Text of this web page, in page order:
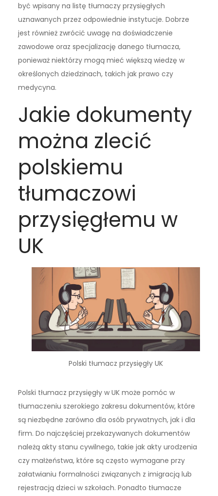
być wpisany na listę tłumaczy przysięgłych
uznawanych przez odpowiednie instytucje. Dobrze
jest również zwrócić uwagę na doświadczenie
zawodowe oraz specjalizację danego tłumacza,
ponieważ niektórzy mogą mieć większą wiedzę w
określonych dziedzinach, takich jak prawo czy
medycyna.
Jakie dokumenty
można zlecić
polskiemu
tłumaczowi
przysięgłemu w
UK
Polski tłumacz przysięgły UK
Polski tłumacz przysięgły w UK może pomóc w
tłumaczeniu szerokiego zakresu dokumentów, które
są niezbędne zarówno dla osób prywatnych, jak i dla
firm. Do najczęściej przekazywanych dokumentów
należą akty stanu cywilnego, takie jak akty urodzenia
czy małżeństwa, które są często wymagane przy
załatwianiu formalności związanych z imigracją lub
rejestracją dzieci w szkołach. Ponadto tłumacze